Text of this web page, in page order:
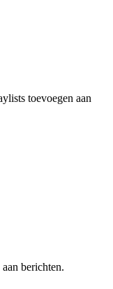
toevoegen aan
berichten.